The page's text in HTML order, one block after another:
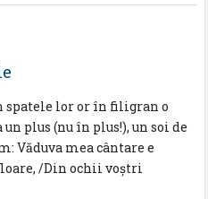
spatele lor or în filigran o
un plus (nu în plus!), un soi de
Văduva mea cântare e
/Din ochii voștri